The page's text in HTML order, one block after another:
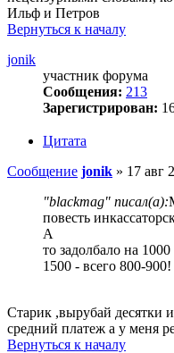
Ильф и Петров
Вернуться к началу
jonik
участник форума
Сообщения: 213
Зарегистрирован:
Цитата
Сообщение jonik » 17 авг
"blackmag" писал(а):
повесть
А
то задолбало на
1500 - всего 800-900!
Старик ,вырубай десятки
средний платеж а у меня
Вернуться к началу